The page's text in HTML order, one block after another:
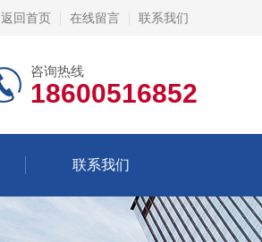
返回首页 在线留言 联系我们
咨询热线
18600516852
联系我们